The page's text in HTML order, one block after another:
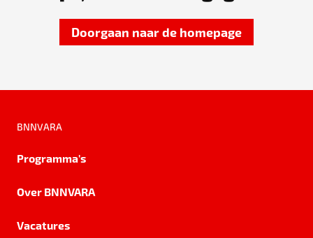
Doorgaan naar de homepage
BNNVARA
Programma's
Over BNNVARA
Vacatures